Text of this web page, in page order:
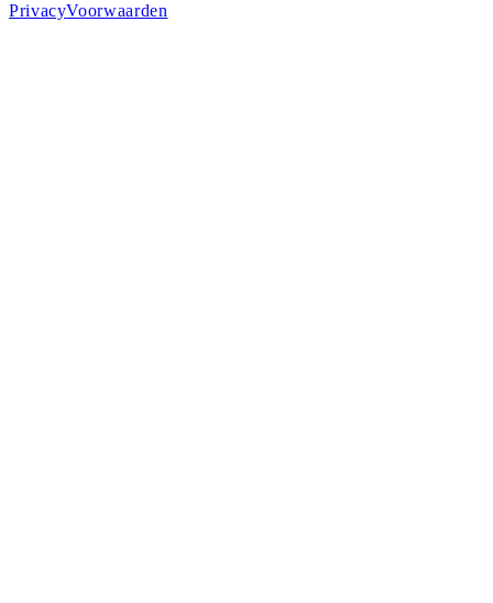
PrivacyVoorwaarden